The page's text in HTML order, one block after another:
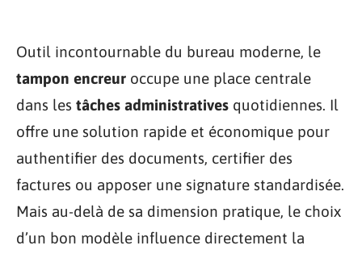
Outil incontournable du bureau moderne, le
tampon encreur occupe une place centrale
dans les tâches administratives quotidiennes. Il
offre une solution rapide et économique pour
authentifier des documents, certifier des
factures ou apposer une signature standardisée.
Mais au-delà de sa dimension pratique, le choix
d’un bon modèle influence directement la